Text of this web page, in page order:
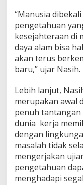
“Manusia
pengetahuan
kesejahteraan di
daya alam bisa
akan terus
baru,” ujar Nasih.
Lebih lanjut,
merupakan awal
penuh tantangan
dunia kerja
dengan
masalah tidak
mengerjakan
pengetahuan
menghadapi